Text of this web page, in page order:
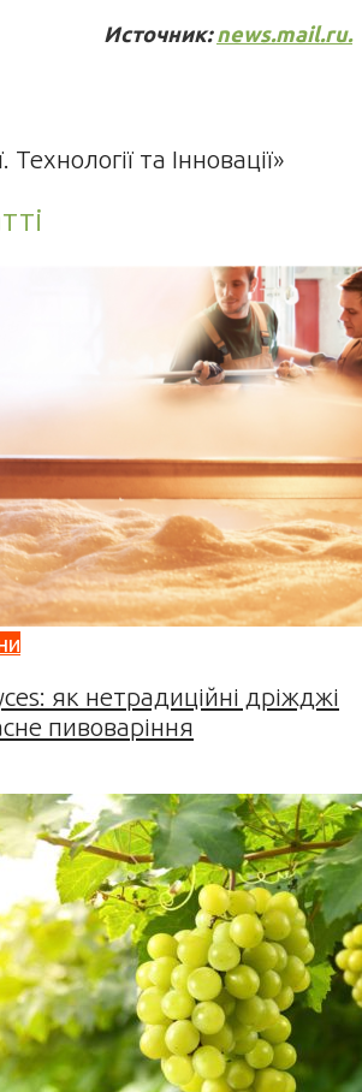
Источник: news.mail.ru.
та Інновації»
як нетрадиційні дріжджі
пивоваріння